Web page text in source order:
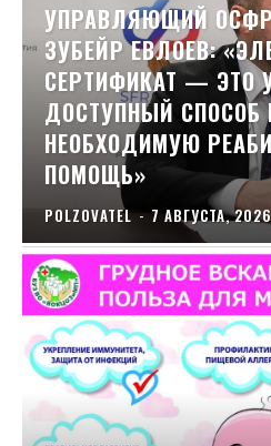
УПРАВЛЯЮЩИЙ
ЗУБЕЙР ЕВЛОЕВ:
СЕРТИФИКАТ — ЭТО
ДОСТУПНЫЙ СПОСОБ
НЕОБХОДИМУЮ
ПОМОЩЬ»
POLZOVATEL - 7 АВГУСТА, 2026